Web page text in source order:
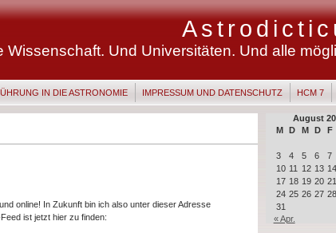
Wissenschaft. Und Universitäten. Und alle
IN DIE ASTRONOMIE IMPRESSUM UND DATENSCHUTZ HCM 7
August
M
D M D F
3
4 5 6 7
10 11 12 13 14
17 18 19 20 21
24 25 26 27 28
31
« Apr.
online! In Zukunft bin ich also unter dieser Adresse
ist jetzt hier zu finden: